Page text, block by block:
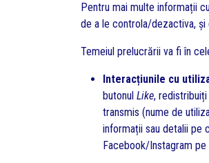
Pentru mai multe informații
de a le controla/dezactiva,
Temeiul prelucrării va fi în
Interacțiunile cu
butonul Like,
transmis (nume de
informații sau detalii pe
Facebook/Instagram